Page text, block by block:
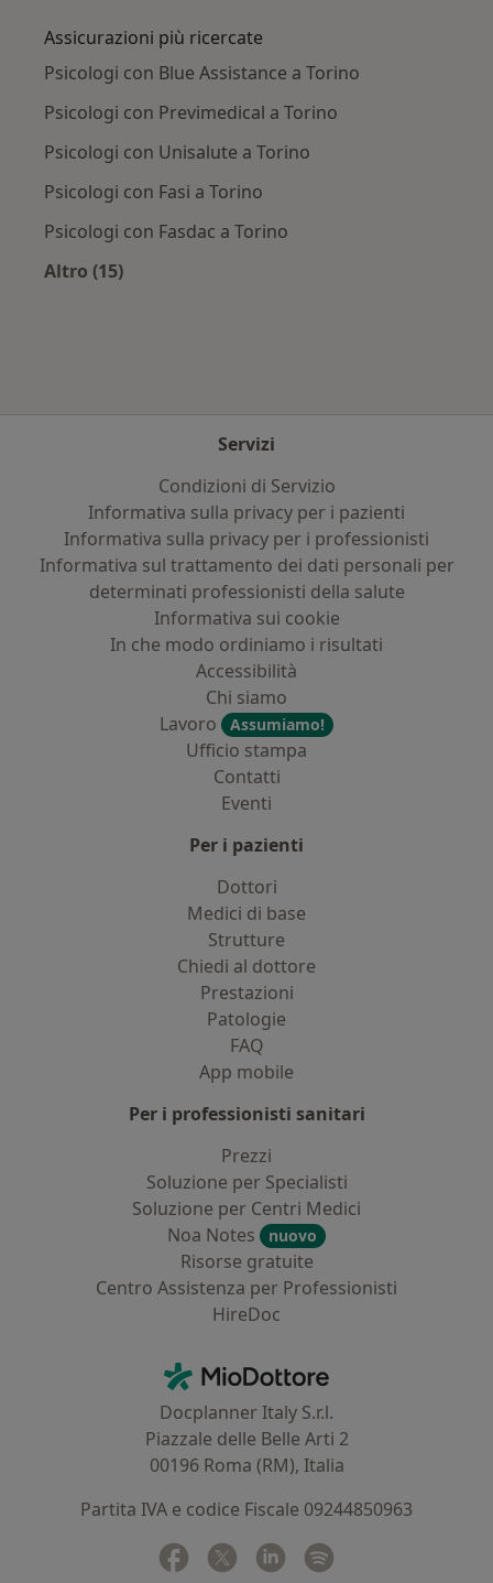
Assicurazioni più ricercate
Psicologi con Blue Assistance a Torino
Psicologi con Previmedical a Torino
Psicologi con Unisalute a Torino
Psicologi con Fasi a Torino
Psicologi con Fasdac a Torino
Altro (15)
Servizi
Condizioni di Servizio
Informativa sulla privacy per i pazienti
Informativa sulla privacy per i professionisti
Informativa sul trattamento dei dati personali per
determinati professionisti della salute
Informativa sui cookie
In che modo ordiniamo i risultati
Accessibilità
Chi siamo
Lavoro
Assumiamo!
Ufficio stampa
Contatti
Eventi
Per i pazienti
Dottori
Medici di base
Strutture
Chiedi al dottore
Prestazioni
Patologie
FAQ
App mobile
Per i professionisti sanitari
Prezzi
Soluzione per Specialisti
Soluzione per Centri Medici
Noa Notes
nuovo
Risorse gratuite
Centro Assistenza per Professionisti
HireDoc
MioDottore - Homepage
Docplanner Italy S.r.l.
Piazzale delle Belle Arti 2
00196 Roma (RM), Italia
Partita IVA e codice Fiscale 09244850963
Facebook
si apre in una nuova scheda
Twitter
si apre in una nuova scheda
Linkedin
si apre in una nuova